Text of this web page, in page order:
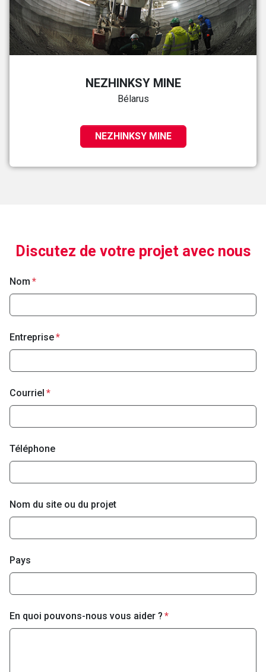
NEZHINKSY MINE
Bélarus
NEZHINKSY MINE
Discutez de votre projet avec nous
Nom
Entreprise
Courriel
Téléphone
Nom du site ou du projet
Pays
En quoi pouvons-nous vous aider ?